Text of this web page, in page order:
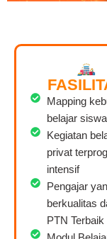
Mapping
belajar siswa
Kegiatan
privat
intensif
Pengajar
berkualitas
PTN Terbaik